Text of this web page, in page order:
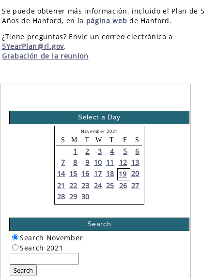
Se puede obtener más información, incluido el Plan de 5
Años de Hanford, en la página web de Hanford.
¿Tiene preguntas? Envíe un correo electrónico a
5YearPlan@rl.gov.
Grabación de la reunion
Select a Day
November 2021
S M T W T F S
1 2 3 4 5
6
7
8 9 10 11 12 13
14 15 16 17 18 19 20
21 22 23 24 25 26 27
28 29 30
Search
Search November
Search 2021
Search